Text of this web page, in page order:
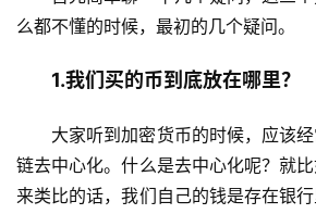
么都不懂的时候，最初的几个疑问。
1.我们买的币到底放在哪里？
大家听到加密货币的时候，应该
链去中心化。什么是去中心化呢？就
来类比的话，我们自己的钱是存在银